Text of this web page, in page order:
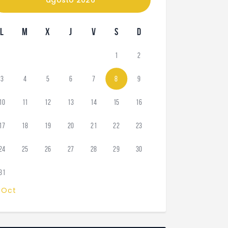
L M X J V S D
1 2
3 4 5 6 7 8 9
11 12 13 14 15 16
18 19 20 21 22 23
25 26 27 28 29 30
Oct